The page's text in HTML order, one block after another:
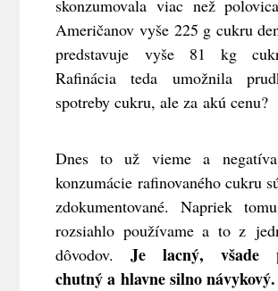
skonzumovala viac než
Američanov vyše 225 g cukru
predstavuje vyše 81 kg
Rafinácia teda umožnila
spotreby cukru, ale za akú cenu?
Dnes to už vieme a negatíva
konzumácie rafinovaného cukru
zdokumentované. Napriek
rozsiahlo používame a to z
dôvodov.Je lacný, všade
chutný a hlavne silno návykový.